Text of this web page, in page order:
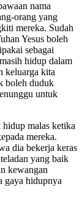
nama
orang yang
mereka. Sudah
Yesus boleh
sebagai
hidup dalam
keluarga kita
boleh duduk
untuk
malas ketika
mereka.
dia bekerja keras
yang baik
kewangan
gaya hidupnya